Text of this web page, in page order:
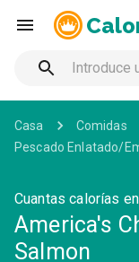
Casa Comidas
Pescado Enlatado/
Cuantas calorías en
America's
Salmon